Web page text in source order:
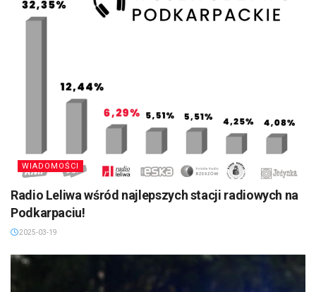
WIADOMOŚCI
Radio Leliwa wśród najlepszych stacji radiowych na
Podkarpaciu!
2025-03-19